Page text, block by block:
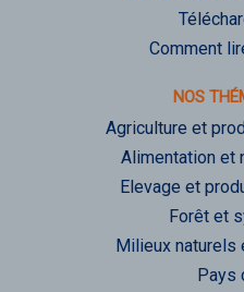
Comment
NOS
Agriculture et
Alimentation et
Elevage et
Forêt et
Milieux naturels
Pays